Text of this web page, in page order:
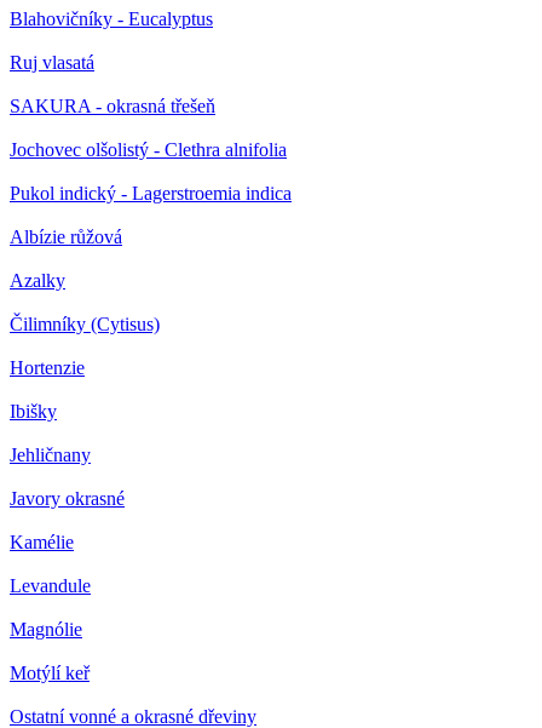
Blahovičníky - Eucalyptus
Ruj vlasatá
SAKURA - okrasná třešeň
Jochovec olšolistý - Clethra alnifolia
Pukol indický - Lagerstroemia indica
Albízie růžová
Azalky
Čilimníky (Cytisus)
Hortenzie
Ibišky
Jehličnany
Javory okrasné
Kamélie
Levandule
Magnólie
Motýlí keř
Ostatní vonné a okrasné dřeviny